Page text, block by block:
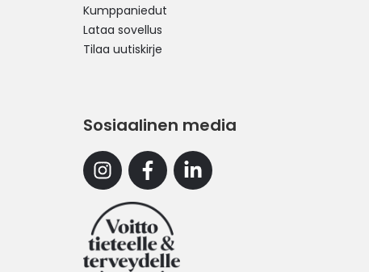
Kumppaniedut
Lataa sovellus
Tilaa uutiskirje
Sosiaalinen media
InstagramFacebookLinkedin